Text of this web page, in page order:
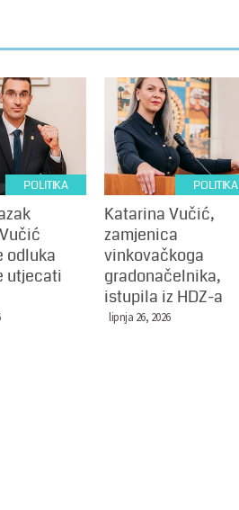
POLITIKA
odluka
utjecati
POLITIKA
Katarina Vučić,
zamjenica
vinkovačkoga
gradonačelnika,
istupila iz HDZ-a
lipnja 26, 2026